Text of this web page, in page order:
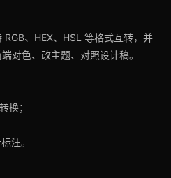
、HEX、HSL 等格式互转，并
对色、改主题、对照设计稿。
；
注。